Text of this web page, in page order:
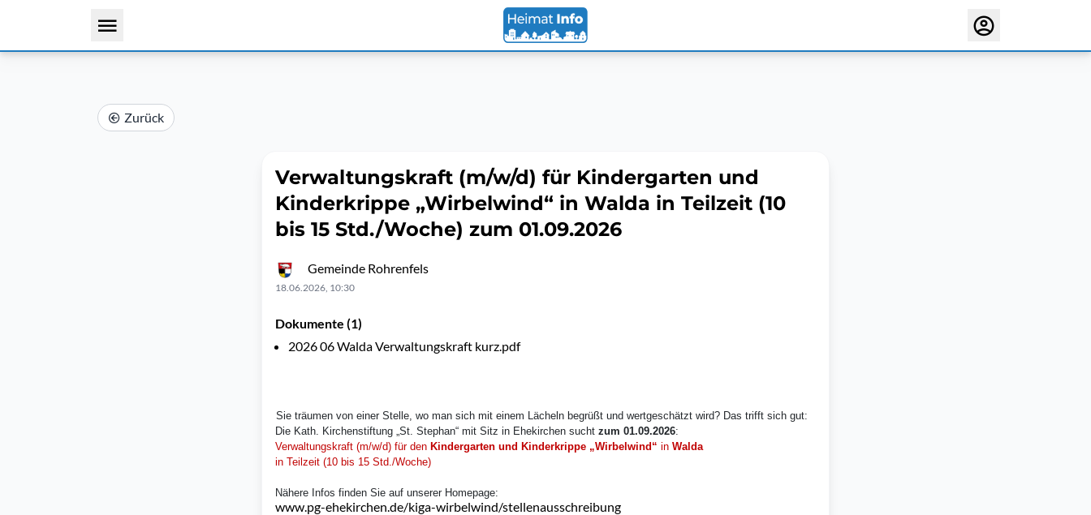
Zurück
Verwaltungskraft (m/w/d) für Kindergarten und
Kinderkrippe „Wirbelwind“ in Walda in Teilzeit (10
bis 15 Std./Woche) zum 01.09.2026
Gemeinde Rohrenfels
18.06.2026, 10:30
Dokumente (1)
2026 06 Walda Verwaltungskraft kurz.pdf
Sie träumen von einer Stelle, wo man sich mit einem Lächeln begrüßt und wertgeschätzt wird? Das trifft sich gut:
Die Kath. Kirchenstiftung „St. Stephan“ mit Sitz in Ehekirchen sucht zum 01.09.2026:
Verwaltungskraft (m/w/d) für den Kindergarten und Kinderkrippe „Wirbelwind“ in Walda
in Teilzeit (10 bis 15 Std./Woche)
Nähere Infos finden Sie auf unserer Homepage:
www.pg-ehekirchen.de/kiga-wirbelwind/stellenausschreibung